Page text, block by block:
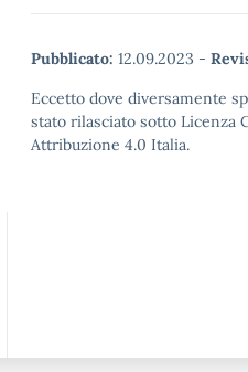
Pubblicato: 12.09.2023 -
Eccetto dove diversamente
stato rilasciato sotto Licenza
Attribuzione 4.0 Italia.